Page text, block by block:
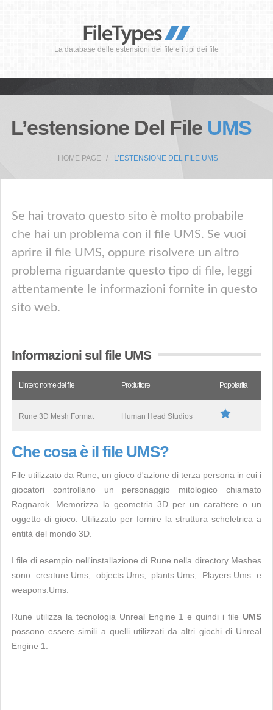
La database delle estensioni dei file e i tipi dei file
L’estensione Del File UMS
HOME PAGE L’ESTENSIONE DEL FILE UMS
Se hai trovato questo sito è molto probabile
che hai un problema con il file UMS. Se vuoi
aprire il file UMS, oppure risolvere un altro
problema riguardante questo tipo di file, leggi
attentamente le informazioni fornite in questo
sito web.
Informazioni sul file UMS
L’intero nome del file Produttore Popolarità
Rune 3D Mesh Format Human Head Studios
Che cosa è il file UMS?
File utilizzato da Rune, un gioco d'azione di terza persona in cui i
giocatori controllano un personaggio mitologico chiamato
Ragnarok. Memorizza la geometria 3D per un carattere o un
oggetto di gioco. Utilizzato per fornire la struttura scheletrica a
entità del mondo 3D.
I file di esempio nell'installazione di Rune nella directory Meshes
sono creature.Ums, objects.Ums, plants.Ums, Players.Ums e
weapons.Ums.
Rune utilizza la tecnologia Unreal Engine 1 e quindi i file UMS
possono essere simili a quelli utilizzati da altri giochi di Unreal
Engine 1.